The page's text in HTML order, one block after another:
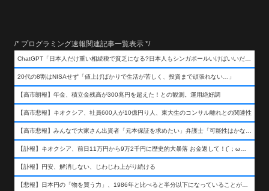
/* プログラミング速報関連記事一覧表示 */
20代の8割はNISAせず「値上げばかりで生活が苦しく、投資まで頑張れない…」
【高市朗報】年金、積立金残高が300兆円を超えた！との観測。運用絶好調
【高市悲報】キオクシア、社員600人が10億円り人、東大生のコンサル離れとの関連性
【訃報】円安、解消しない、じわじわ上がり続ける